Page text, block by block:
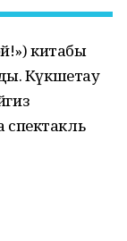
китабы
Күкшетау